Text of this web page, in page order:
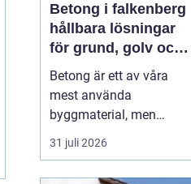
Betong i falkenberg
hållbara lösningar
för grund, golv och
utemiljö
Betong är ett av våra
mest använda
byggmaterial, men
också ett av de mest
missförstådda. Många
31 juli 2026